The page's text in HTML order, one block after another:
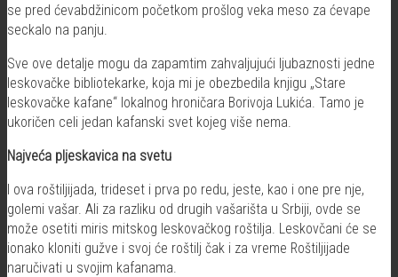
se pred ćevabdžinicom početkom prošlog veka meso za ćevape
seckalo na panju.
Sve ove detalje mogu da zapamtim zahvaljujući ljubaznosti jedne
leskovačke bibliotekarke, koja mi je obezbedila knjigu „Stare
leskovačke kafane“ lokalnog hroničara Borivoja Lukića. Tamo je
ukoričen celi jedan kafanski svet kojeg više nema.
Najveća pljeskavica na svetu
I ova roštiljijada, trideset i prva po redu, jeste, kao i one pre nje,
golemi vašar. Ali za razliku od drugih vašarišta u Srbiji, ovde se
može osetiti miris mitskog leskovačkog roštilja. Leskovčani će se
ionako kloniti gužve i svoj će roštilj čak i za vreme Roštiljijade
naručivati u svojim kafanama.